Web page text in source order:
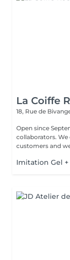
La Coiffe
18, Rue de
Open since
collaborators.
customers and
Imitation Gel